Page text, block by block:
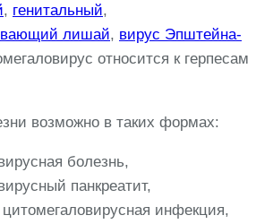
, генитальный,
лишай, вирус Эпштейна-
относится к герпесам
возможно в таких формах:
болезнь,
панкреатит,
инфекция,